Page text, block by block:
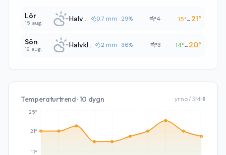
Lör
15 aug. Halvklart 0.7 mm · 29% 4 15°→ 21°
Sön
16 aug. Halvklart 2 mm · 36% 3 14°→ 20°
Temperaturtrend · 10 dygn yr.no / SMHI
17°
21°
25°